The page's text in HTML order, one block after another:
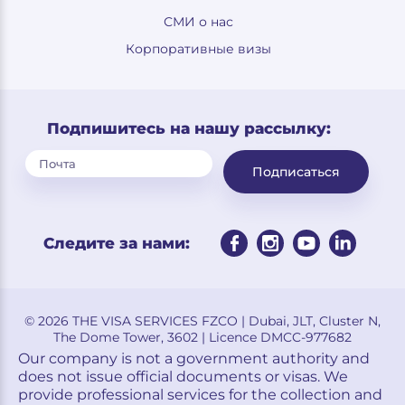
СМИ о нас
Корпоративные визы
Подпишитесь на нашу рассылку:
Подписаться
Следите за нами:
© 2026 THE VISA SERVICES FZCO | Dubai, JLT, Cluster N,
The Dome Tower, 3602 | Licence DMCC-977682
Our company is not a government authority and
does not issue official documents or visas. We
provide professional services for the collection and